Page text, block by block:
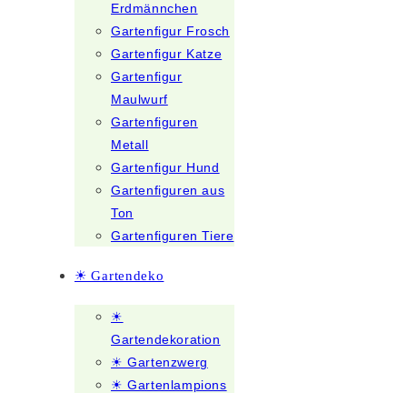
Erdmännchen
Gartenfigur Frosch
Gartenfigur Katze
Gartenfigur
Maulwurf
Gartenfiguren
Metall
Gartenfigur Hund
Gartenfiguren aus
Ton
Gartenfiguren Tiere
☀ Gartendeko
☀
Gartendekoration
☀ Gartenzwerg
☀ Gartenlampions